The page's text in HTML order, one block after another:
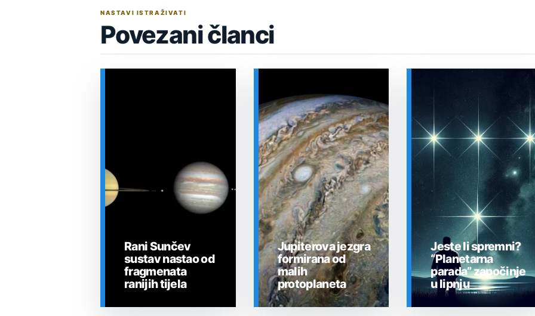
NASTAVI ISTRAŽIVATI
Povezani članci
Rani Sunčev
sustav nastao od
fragmenata
ranijih tijela
Jupiterova jezgra
formirana od
malih
protoplaneta
Jeste li spremni?
“Planetarna
parada” započinje
u lipnju